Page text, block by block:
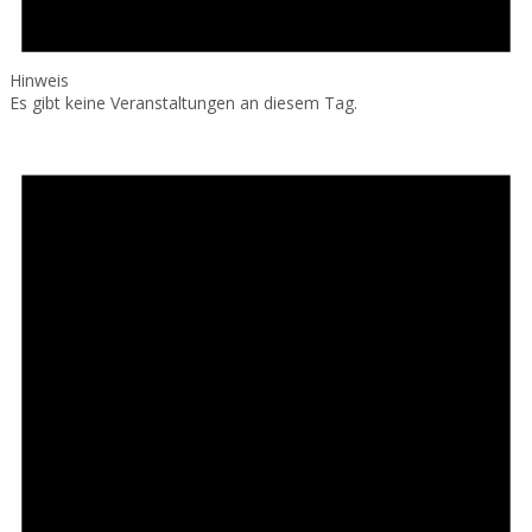
Hinweis
Es gibt keine Veranstaltungen an diesem Tag.